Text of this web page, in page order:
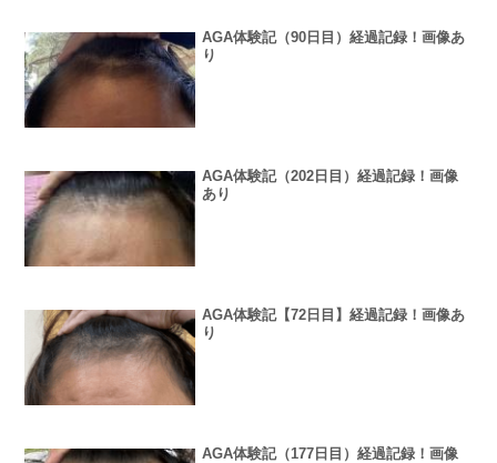
AGA体験記（90日目）経過記録！画像あ
り
AGA体験記（202日目）経過記録！画像
あり
AGA体験記【72日目】経過記録！画像あ
り
AGA体験記（177日目）経過記録！画像